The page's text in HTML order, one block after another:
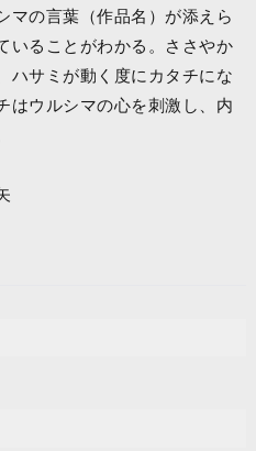
マの言葉（作品名）が添えら
いることがわかる。ささやか
ハサミが動く度にカタチにな
はウルシマの心を刺激し、内